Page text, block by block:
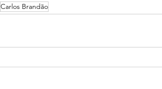
Carlos Brandão